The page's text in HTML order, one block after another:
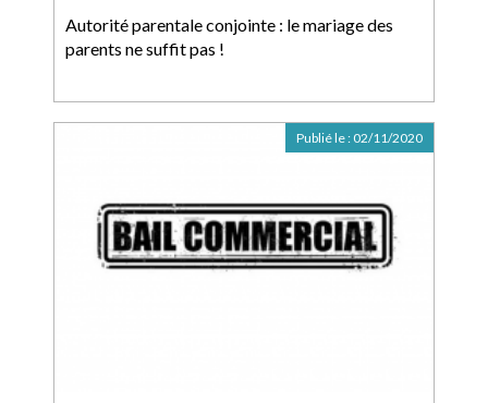
Autorité parentale conjointe : le mariage des
parents ne suffit pas !
Publié le : 02/11/2020